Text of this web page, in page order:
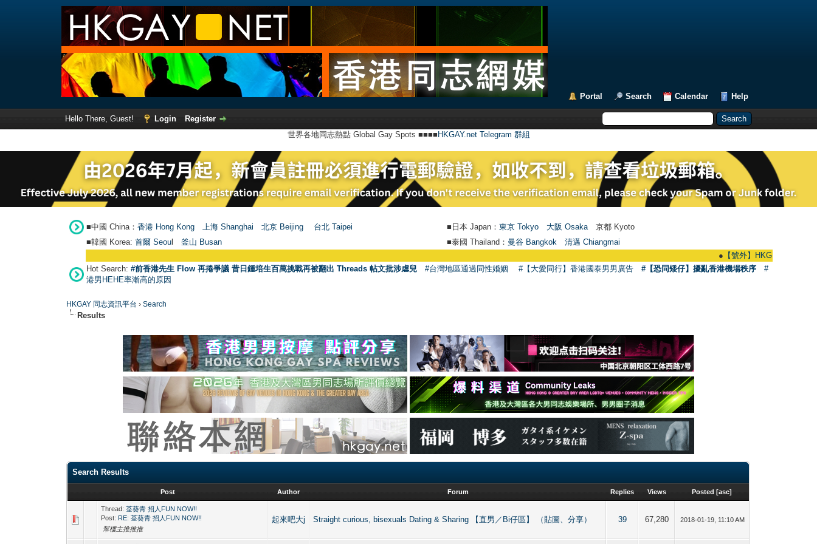
Portal Search Calendar Help
Hello There, Guest! Login
Register
世界各地同志熱點 Global Gay Spots ■■■■ HKGAY.net Telegram 群組
■中國 China： 香港 Hong Kong 上海 Shanghai 北京 Beijing 台北 Taipei ■日本 Japan： 東京 Tokyo 大阪 Osaka 京都 Kyoto
■韓國 Korea: 首爾 Seou 釜山 Busan ■泰國 Thailand： 曼谷 Bangkok
清邁 Chiangmai
【號外】HKGAY.net已啟動
Hot Search: #前香港先生 Flow 再捲爭議 昔日鍾培生百萬挑戰再被翻出 Threads 帖文批涉虐兒 #台灣地區通過同性婚姻 #【大愛同行】香港國泰男男廣告 #【恐同矮仔】擾亂香港機場秩序
#
港男HEHE率漸高的原因
HKGAY 同志資訊平台 ›Search
Results
Search Results
Post Author Forum Replies Views Posted [asc]
Thread:荃葵青 招人FUN NOW!!
Post: RE: 荃葵青 招人FUN NOW!!
幫樓主推推推
起來吧大j Straight curious, bisexuals Dating & Sharing 【直男／Bi仔區】 （貼圖、分享） 39 67,280 2018-01-19, 11:10 AM